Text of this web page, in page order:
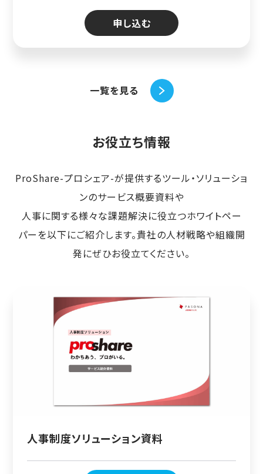
申し込む
一覧を見る
お役立ち情報
ProShare-プロシェア-が提供するツール・ソリューショ
ンのサービス概要資料や
人事に関する様々な課題解決に役立つホワイトペー
パーを以下にご紹介します。貴社の人材戦略や組織開
発にぜひお役立てください。
人事制度ソリューション資料